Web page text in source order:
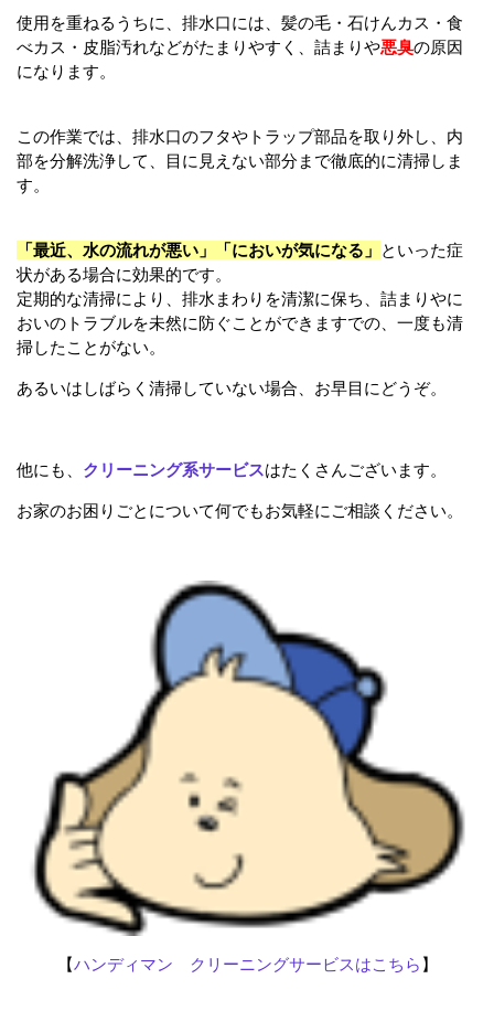
使用を重ねるうちに、排水口には、髪の毛・石けんカス・食
べカス・皮脂汚れなどがたまりやすく、詰まりや悪臭の原因
になります。
この作業では、排水口のフタやトラップ部品を取り外し、内
部を分解洗浄して、目に見えない部分まで徹底的に清掃しま
す。
「最近、水の流れが悪い」「においが気になる」 といった症
状がある場合に効果的です。
定期的な清掃により、排水まわりを清潔に保ち、詰まりやに
おいのトラブルを未然に防ぐことができますでの、一度も清
掃したことがない。
あるいはしばらく清掃していない場合、お早目にどうぞ。
他にも、 クリーニング系サービスはたくさんございます。
お家のお困りごとについて何でもお気軽にご相談ください。
【ハンディマン クリーニングサービスはこちら 】